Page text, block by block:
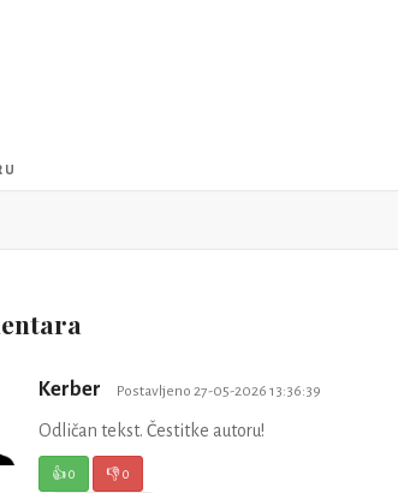
Kerber Postavljeno 27-05-2026 13:36:39
Odličan tekst. Čestitke autoru!
👍0 👎0